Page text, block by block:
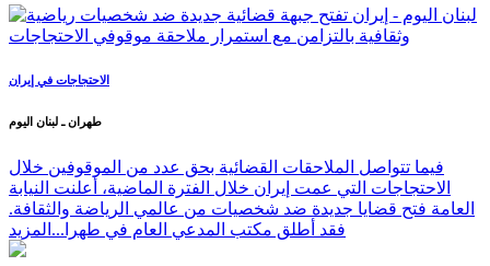
الاحتجاجات في إيران
طهران ـ لبنان اليوم
فيما تتواصل الملاحقات القضائية بحق عدد من الموقوفين خلال
الاحتجاجات التي عمت إيران خلال الفترة الماضية، أعلنت النيابة
العامة فتح قضايا جديدة ضد شخصيات من عالمي الرياضة والثقافة.
فقد أطلق مكتب المدعي العام في طهرا... المزيد